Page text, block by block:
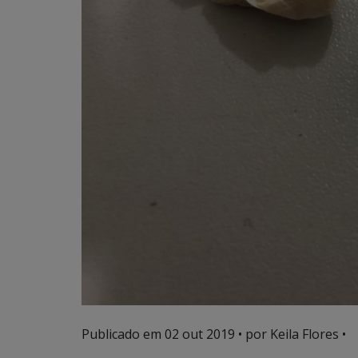
Publicado em 02 out 2019 • por Keila Flores •